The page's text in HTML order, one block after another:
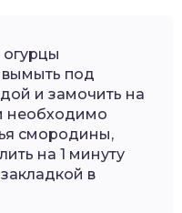
под
и замочить на
необходимо
смородины,
на 1 минуту
в